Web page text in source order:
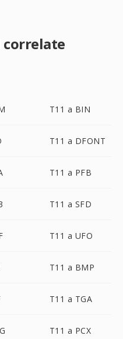
correlate
T11 a BIN
T11 a DFONT
T11 a PFB
T11 a SFD
T11 a UFO
T11 a BMP
T11 a TGA
T11 a PCX